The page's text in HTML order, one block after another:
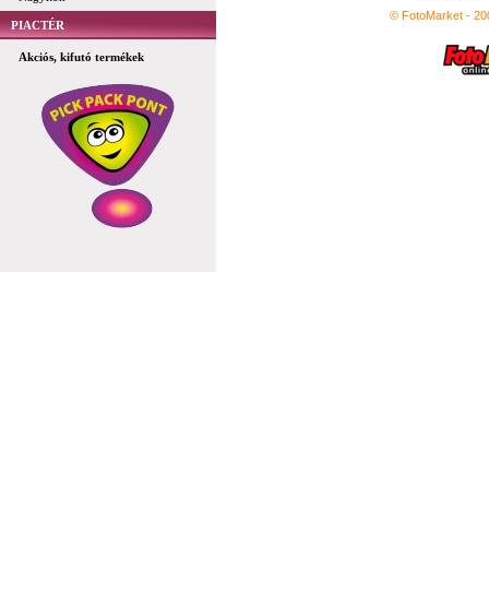
PIACTÉR
Akciós, kifutó termékek
© FotoMarket -